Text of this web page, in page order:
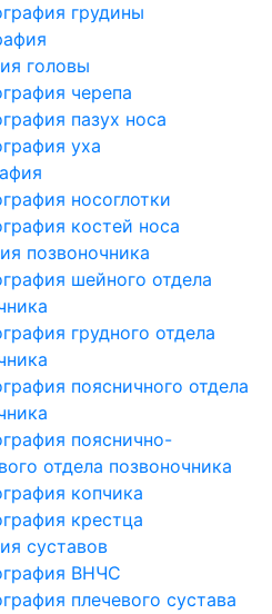
грудины
головы
черепа
пазух носа
уха
носоглотки
костей носа
позвоночника
шейного отдела
грудного отдела
поясничного отдела
пояснично-
отдела позвоночника
копчика
крестца
суставов
ВНЧС
плечевого сустава